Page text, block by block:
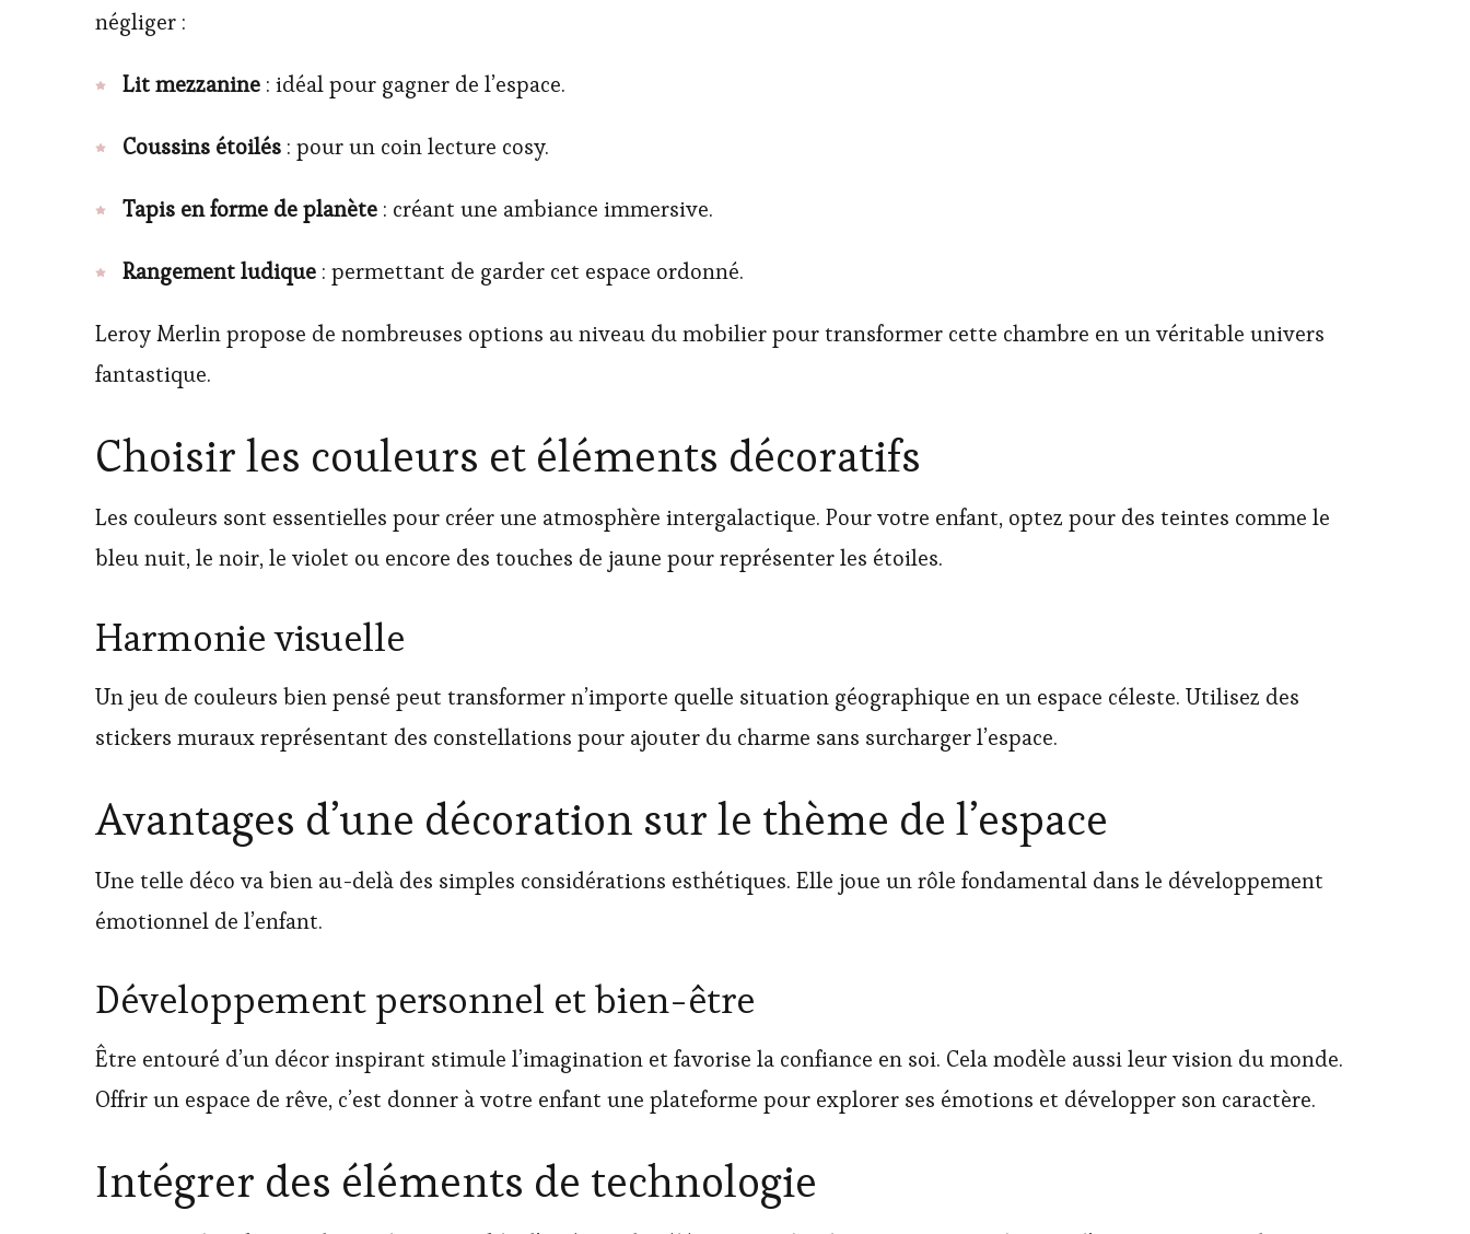
négliger :
Lit mezzanine : idéal pour gagner de l’espace.
Coussins étoilés : pour un coin lecture cosy.
Tapis en forme de planète : créant une ambiance immersive.
Rangement ludique : permettant de garder cet espace ordonné.
Leroy Merlin propose de nombreuses options au niveau du mobilier pour transformer cette chambre en un véritable univers
fantastique.
Choisir les couleurs et éléments décoratifs
Les couleurs sont essentielles pour créer une atmosphère intergalactique. Pour votre enfant, optez pour des teintes comme le
bleu nuit, le noir, le violet ou encore des touches de jaune pour représenter les étoiles.
Harmonie visuelle
Un jeu de couleurs bien pensé peut transformer n’importe quelle situation géographique en un espace céleste. Utilisez des
stickers muraux représentant des constellations pour ajouter du charme sans surcharger l’espace.
Avantages d’une décoration sur le thème de l’espace
Une telle déco va bien au-delà des simples considérations esthétiques. Elle joue un rôle fondamental dans le développement
émotionnel de l’enfant.
Développement personnel et bien-être
Être entouré d’un décor inspirant stimule l’imagination et favorise la confiance en soi. Cela modèle aussi leur vision du monde.
Offrir un espace de rêve, c’est donner à votre enfant une plateforme pour explorer ses émotions et développer son caractère.
Intégrer des éléments de technologie